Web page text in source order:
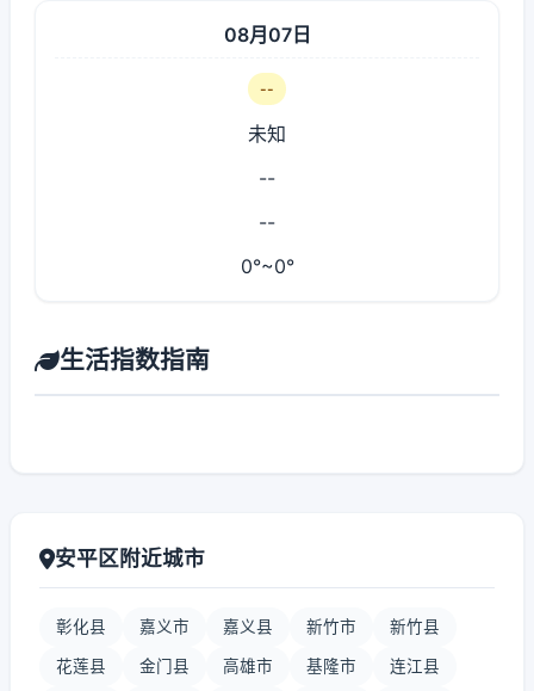
08月07日
--
未知
--
--
0°~0°
生活指数指南
安平区附近城市
彰化县 嘉义市 嘉义县 新竹市 新竹县
花莲县 金门县 高雄市 基隆市 连江县